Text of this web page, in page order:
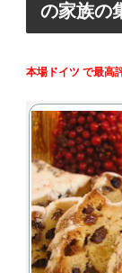
の家族の
本場ドイツ で最高